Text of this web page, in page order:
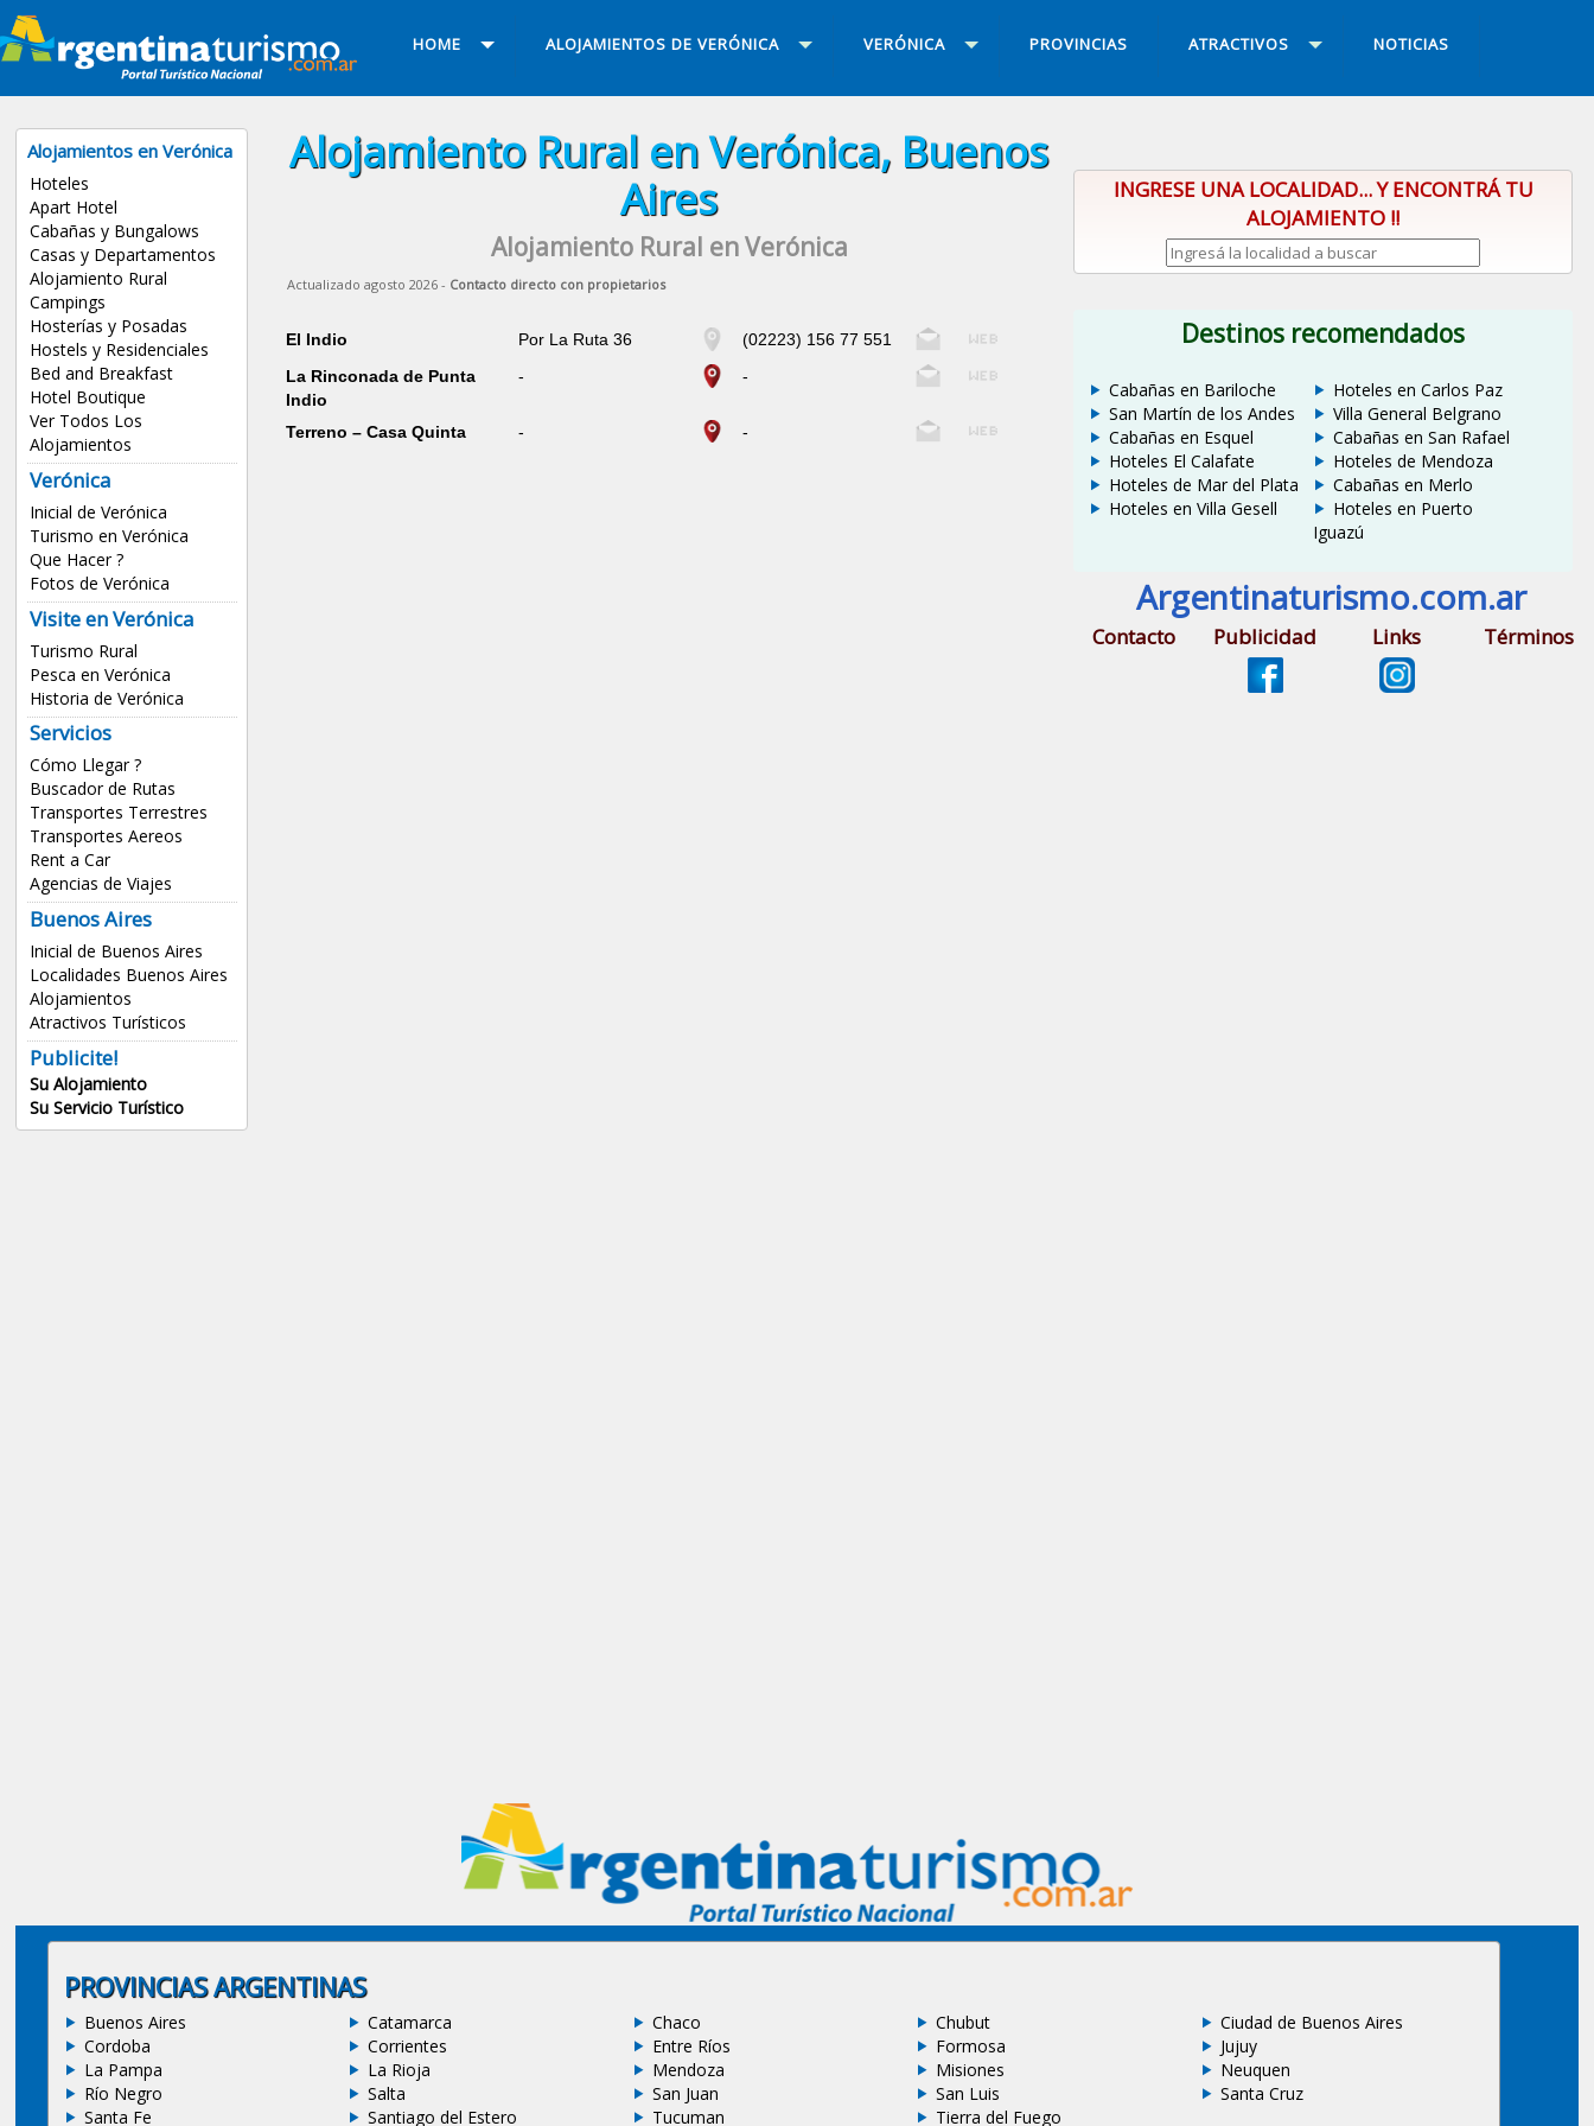
HOME ALOJAMIENTOS DE VERÓNICA VERÓNICA PROVINCIAS ATRACTIVOS NOTICIAS
Alojamientos en Verónica
Hoteles
Apart Hotel
Cabañas y Bungalows
Casas y Departamentos
Alojamiento Rural
Campings
Hosterías y Posadas
Hostels y Residenciales
Bed and Breakfast
Hotel Boutique
Ver Todos Los
Alojamientos
Verónica
Inicial de Verónica
Turismo en Verónica
Que Hacer ?
Fotos de Verónica
Visite en Verónica
Turismo Rural
Pesca en Verónica
Historia de Verónica
Servicios
Cómo Llegar ?
Buscador de Rutas
Transportes Terrestres
Transportes Aereos
Rent a Car
Agencias de Viajes
Buenos Aires
Inicial de Buenos Aires
Localidades Buenos Aires
Alojamientos
Atractivos Turísticos
Publicite!
Su Alojamiento
Su Servicio Turístico
Alojamiento Rural en Verónica, Buenos
Aires
Alojamiento Rural en Verónica
Actualizado agosto 2026 - Contacto directo con propietarios
El Indio Por La Ruta 36
(02223) 156 77 551
La Rinconada de Punta
Indio
- -
Terreno – Casa Quinta - -
INGRESE UNA LOCALIDAD... Y ENCONTRÁ TU
ALOJAMIENTO !!
Destinos recomendados
Cabañas en Bariloche
San Martín de los Andes
Cabañas en Esquel
Hoteles El Calafate
Hoteles de Mar del Plata
Hoteles en Villa Gesell
Hoteles en Carlos Paz
Villa General Belgrano
Cabañas en San Rafael
Hoteles de Mendoza
Cabañas en Merlo
Hoteles en Puerto
Iguazú
Argentinaturismo.com.ar
Contacto Publicidad Links Términos
PROVINCIAS ARGENTINAS
Buenos Aires Catamarca Chaco Chubut
Ciudad de Buenos Aires
Cordoba
Corrientes Entre Ríos Formosa
Jujuy
La Pampa
La Rioja Mendoza Misiones
Neuquen
Río Negro
Salta San Juan San Luis
Santa Cruz
Santa Fe
Santiago del Estero Tucuman Tierra del Fuego